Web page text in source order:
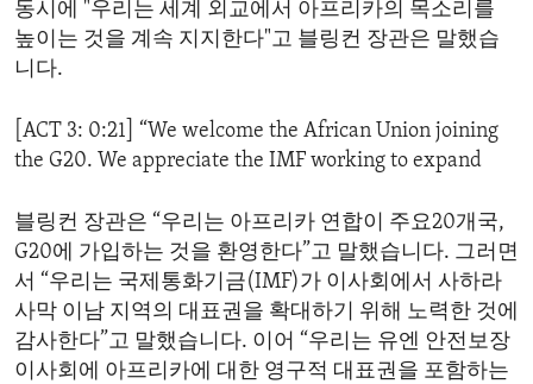
동시에 "우리는 세계 외교에서 아프리카의 목소리를
높이는 것을 계속 지지한다"고 블링컨 장관은 말했습
니다.
[ACT 3: 0:21] “We welcome the African Union joining
the G20. We appreciate the IMF working to expand
블링컨 장관은 “우리는 아프리카 연합이 주요20개국,
G20에 가입하는 것을 환영한다”고 말했습니다. 그러면
서 “우리는 국제통화기금(IMF)가 이사회에서 사하라
사막 이남 지역의 대표권을 확대하기 위해 노력한 것에
감사한다”고 말했습니다. 이어 “우리는 유엔 안전보장
이사회에 아프리카에 대한 영구적 대표권을 포함하는